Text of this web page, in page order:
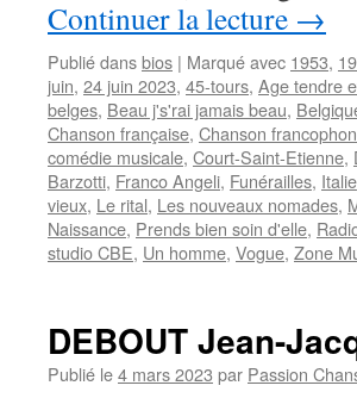
Continuer la lecture →
Publié dansbios | Marqué avec 1953,
juin, 24 juin 2023, 45-tours, Age tendre
belges, Beau j's'rai jamais beau,
Chanson française, Chanson
comédie musicale, Court-Saint-Etienne,
Barzotti, Franco Angeli, Funérailles, Italie
vieux, Le rital, Les nouveaux nomades,
Naissance, Prends bien soin d'elle,
studio CBE, Un homme, Vogue, Zone
DEBOUT Jean-
Publié le4 mars 2023 par Passion